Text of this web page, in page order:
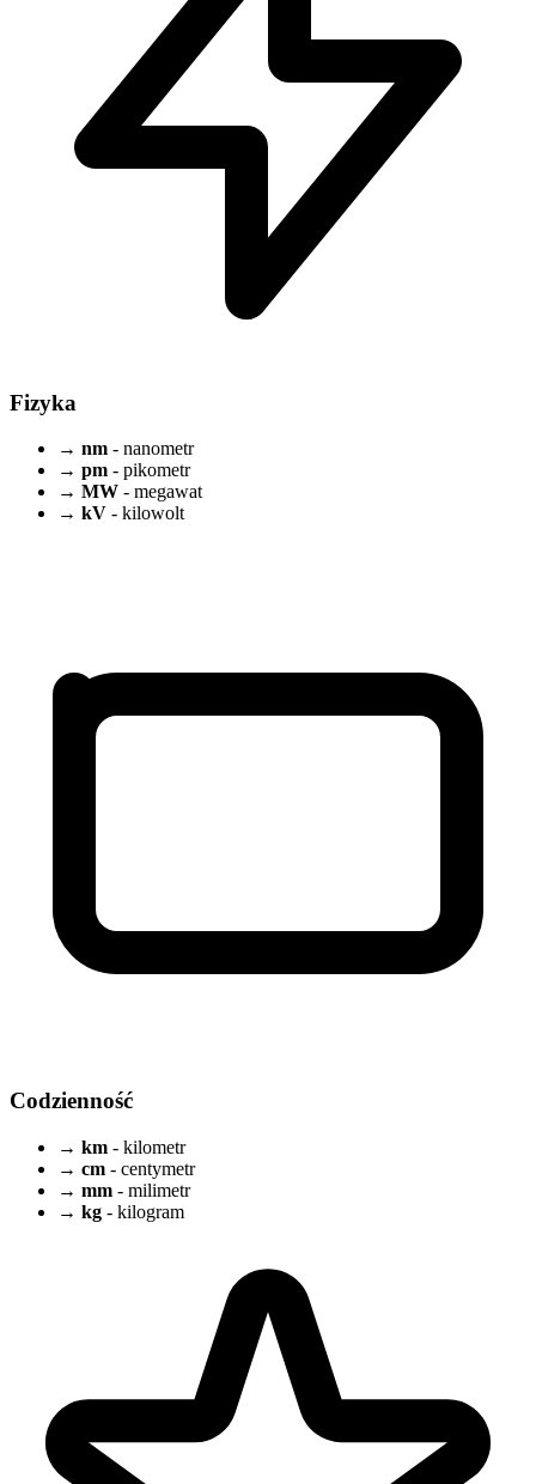
Fizyka
→ nm - nanometr
→ pm - pikometr
→ MW - megawat
→ kV - kilowolt
Codzienność
→ km - kilometr
→ cm - centymetr
→ mm - milimetr
→ kg - kilogram